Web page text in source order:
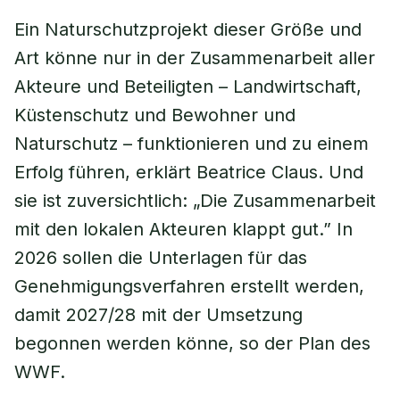
Ein Naturschutzprojekt dieser Größe und
Art könne nur in der Zusammenarbeit aller
Akteure und Beteiligten – Landwirtschaft,
Küstenschutz und Bewohner und
Naturschutz – funktionieren und zu einem
Erfolg führen, erklärt Beatrice Claus. Und
sie ist zuversichtlich: „Die Zusammenarbeit
mit den lokalen Akteuren klappt gut.” In
2026 sollen die Unterlagen für das
Genehmigungsverfahren erstellt werden,
damit 2027/28 mit der Umsetzung
begonnen werden könne, so der Plan des
WWF.